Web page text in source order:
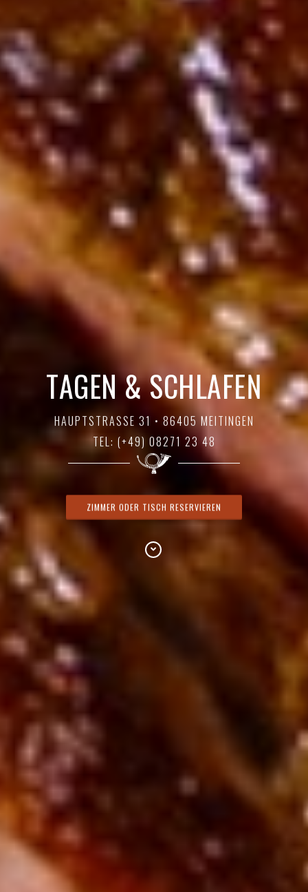
CHL E M M E N & F E I E R
TAGE N & S C H L A F E N
HAUPTSTRASSE 31 • 86405 MEITINGEN
TEL: (+49) 08271 23 48
ZIMMER ODER TISCH RESERVIEREN